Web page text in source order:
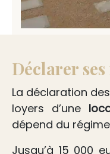
Déclarer
La déclaration
loyers d’une
dépend du
Jusqu’à 15 000